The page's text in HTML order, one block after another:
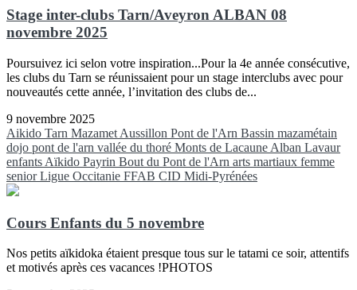
Stage inter-clubs Tarn/Aveyron ALBAN 08
novembre 2025
Poursuivez ici selon votre inspiration...Pour la 4e année consécutive,
les clubs du Tarn se réunissaient pour un stage interclubs avec pour
nouveautés cette année, l’invitation des clubs de...
9 novembre 2025
Aikido Tarn Mazamet Aussillon Pont de l'Arn Bassin mazamétain
dojo pont de l'arn vallée du thoré Monts de Lacaune Alban Lavaur
enfants Aïkido Payrin Bout du Pont de l'Arn arts martiaux femme
seniorLigue Occitanie FFAB CID Midi-Pyrénées
Cours Enfants du 5 novembre
Nos petits aïkidoka étaient presque tous sur le tatami ce soir, attentifs
et motivés après ces vacances !PHOTOS